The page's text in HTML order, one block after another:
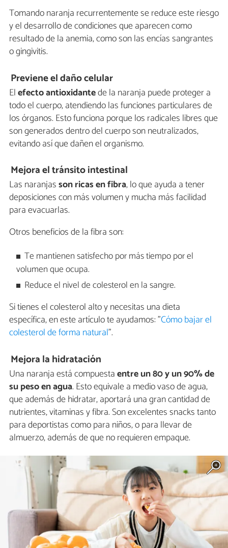
Tomando naranja recurrentemente se reduce este riesgo
y el desarrollo de condiciones que aparecen como
resultado de la anemia, como son las encías sangrantes
o gingivitis.
Previene el daño celular
Elefecto antioxidantede la naranja puede proteger a
todo el cuerpo, atendiendo las funciones particulares de
los órganos. Esto funciona porque los radicales libres que
son generados dentro del cuerpo son neutralizados,
evitando así que dañen el organismo.
Mejora el tránsito intestinal
Las naranjasson ricas en fibra, lo que ayuda a tener
deposiciones con más volumen y mucha más facilidad
para evacuarlas.
Otros beneficios de la fibra son:
Te mantienen satisfecho por más tiempo por el
volumen que ocupa.
Reduce el nivel de colesterol en la sangre.
Si tienes el colesterol alto y necesitas una dieta
específica, en este artículo te ayudamos: "Cómo bajar el
colesterol de forma natural".
Mejora la hidratación
Una naranja está compuestaentre un 80 y un 90% de
su peso en agua. Esto equivale a medio vaso de agua,
que además de hidratar, aportará una gran cantidad de
nutrientes, vitaminas y fibra. Son excelentes snacks tanto
para deportistas como para niños, o para llevar de
almuerzo, además de que no requieren empaque.